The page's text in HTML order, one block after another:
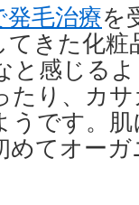
発毛治療を
てきた化
と感じる
たり、カ
うです。
めてオー